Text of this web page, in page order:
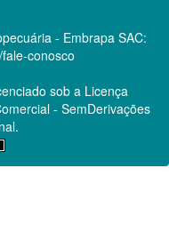
- Embrapa SAC:
conosco
sob a Licença
- SemDerivações